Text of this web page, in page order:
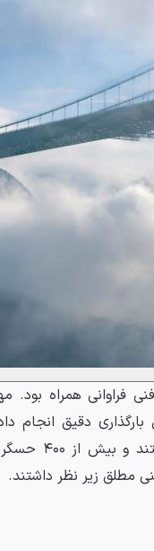
همراه بود.
دقیق انجام
در نقاط
مطلق زیر نظر داشتند.